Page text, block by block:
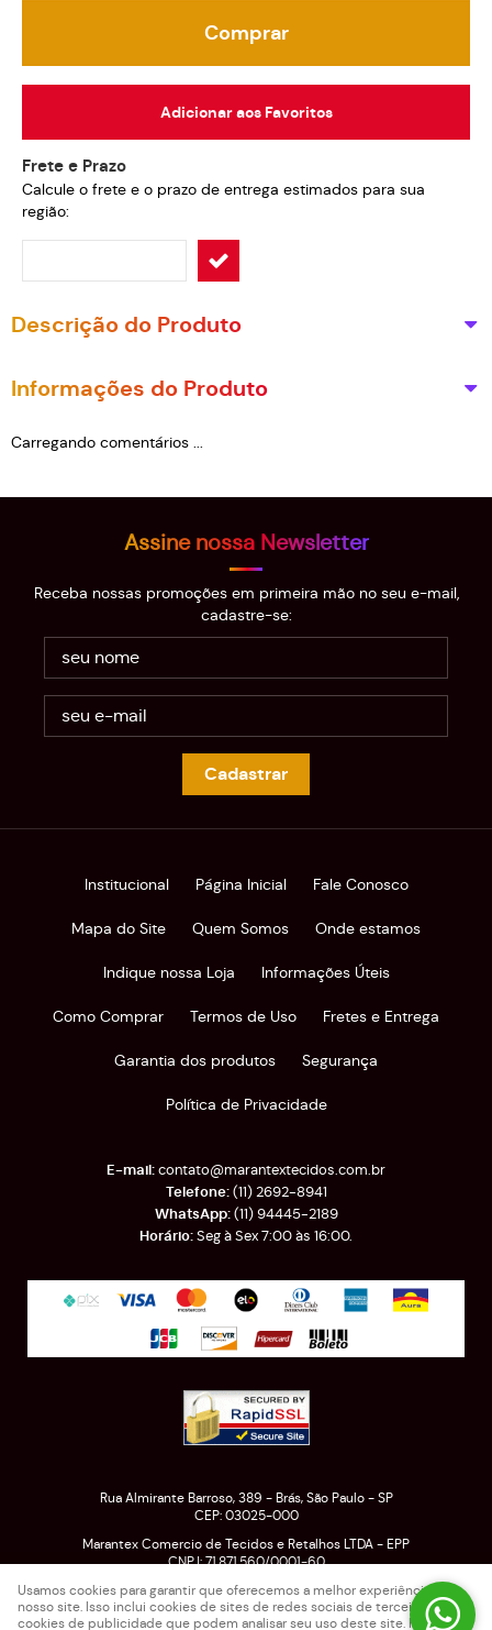
Comprar
Adicionar aos Favoritos
Frete e Prazo
Calcule o frete e o prazo de entrega estimados para sua
região:
Descrição do Produto
Informações do Produto
Carregando comentários ...
Assine nossa Newsletter
Receba nossas promoções em primeira mão no seu e-mail,
cadastre-se:
Cadastrar
Institucional Página Inicial Fale Conosco
Mapa do Site Quem Somos Onde estamos
Indique nossa Loja Informações Úteis
Como Comprar Termos de Uso Fretes e Entrega
Garantia dos produtos Segurança
Política de Privacidade
(11)2692-8941
(11)94445-2189
Seg à Sex 7:00 às 16:00.
contato@marantextecidos.com.br
Rua Almirante Barroso, 389 - Brás, São Paulo- SP
CEP: 03025-000
Marantex Comercio de Tecidos e Retalhos LTDA - EPP
CNPJ: 71.871.560/0001-60
Usamos cookies para garantir que oferecemos a melhor experiência em
nosso site. Isso inclui cookies de sites de redes sociais de terceiros e
cookies de publicidade que podem analisar seu uso deste site. Para mais